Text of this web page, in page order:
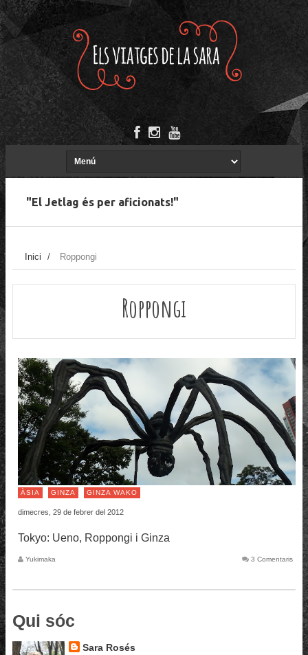
"El Jetlag és per aficionats!"
Inici / Roppongi
Roppongi
ÀSIA GINZA GINZA WAKO
dimecres, 29 de febrer del 2012
Tokyo: Ueno, Roppongi i Ginza
Yukimaka 3 Comentaris
Qui sóc
Sara Rosés